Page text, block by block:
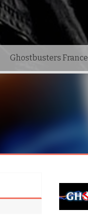
Ghostbusters France